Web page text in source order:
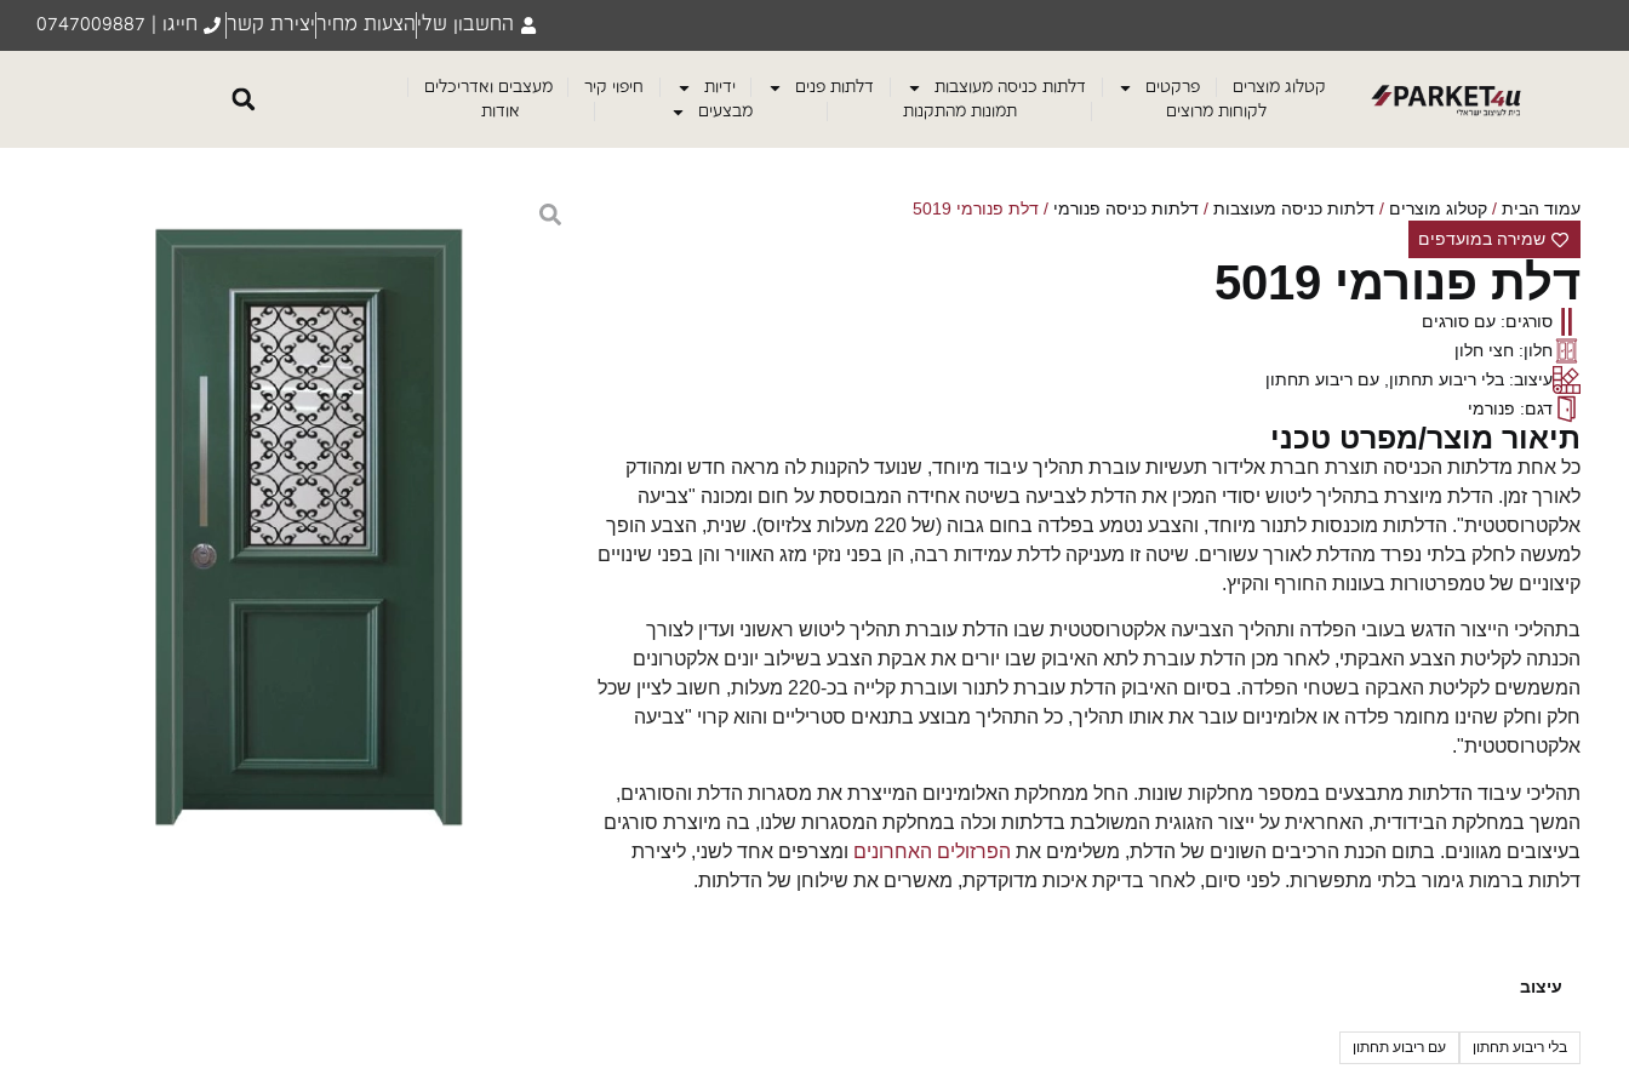
החשבון שליהצעות מחיריצירת קשר חייגו | 0747009887
קטלוג מוצרים פרקטים דלתות כניסה מעוצבות דלתות פנים ידיות חיפוי קיר
מעצבים ואדריכלים
לקוחות מרוצים
תמונות מהתקנות מבצעים אודות
עמוד הבית / קטלוג מוצרים / דלתות כניסה מעוצבות / דלתות כניסה פנורמי / דלת פנורמי 5019
שמירה במועדפים
דלת פנורמי 5019
סורגים: עם סורגים
חלון: חצי חלון
עיצוב: בלי ריבוע תחתון, עם ריבוע תחתון
דגם: פנורמי
תיאור מוצר/מפרט טכני
כל אחת מדלתות הכניסה תוצרת חברת אלידור תעשיות עוברת תהליך עיבוד מיוחד, שנועד להקנות לה מראה חדש ומהודק
לאורך זמן. הדלת מיוצרת בתהליך ליטוש יסודי המכין את הדלת לצביעה בשיטה אחידה המבוססת על חום ומכונה "צביעה
אלקטרוסטטית". הדלתות מוכנסות לתנור מיוחד, והצבע נטמע בפלדה בחום גבוה (של 220 מעלות צלזיוס). שנית, הצבע הופך
למעשה לחלק בלתי נפרד מהדלת לאורך עשורים. שיטה זו מעניקה לדלת עמידות רבה, הן בפני נזקי מזג האוויר והן בפני שינויים
קיצוניים של טמפרטורות בעונות החורף והקיץ.
בתהליכי הייצור הדגש בעובי הפלדה ותהליך הצביעה אלקטרוסטטית שבו הדלת עוברת תהליך ליטוש ראשוני ועדין לצורך
הכנתה לקליטת הצבע האבקתי, לאחר מכן הדלת עוברת לתא האיבוק שבו יורים את אבקת הצבע בשילוב יונים אלקטרונים
המשמשים לקליטת האבקה בשטחי הפלדה. בסיום האיבוק הדלת עוברת לתנור ועוברת קלייה בכ-220 מעלות, חשוב לציין שכל
חלק וחלק שהינו מחומר פלדה או אלומיניום עובר את אותו תהליך, כל התהליך מבוצע בתנאים סטריליים והוא קרוי "צביעה
אלקטרוסטטית".
תהליכי עיבוד הדלתות מתבצעים במספר מחלקות שונות. החל ממחלקת האלומיניום המייצרת את מסגרות הדלת והסורגים,
המשך במחלקת הבידודית, האחראית על ייצור הזגוגית המשולבת בדלתות וכלה במחלקת המסגרות שלנו, בה מיוצרת סורגים
בעיצובים מגוונים. בתום הכנת הרכיבים השונים של הדלת, משלימים את הפרזולים האחרונים ומצרפים אחד לשני, ליצירת
דלתות ברמות גימור בלתי מתפשרות. לפני סיום, לאחר בדיקת איכות מדוקדקת, מאשרים את שילוחן של הדלתות.
עיצוב
בלי ריבוע תחתון עם ריבוע תחתון